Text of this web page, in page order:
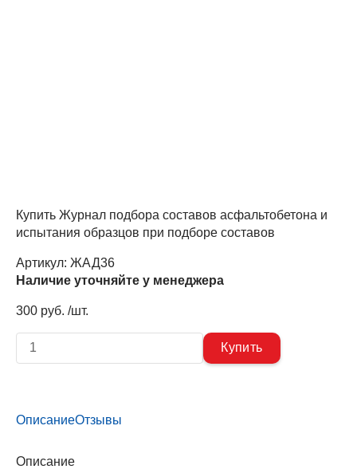
Купить Журнал подбора составов асфальтобетона и
испытания образцов при подборе составов
Артикул: ЖАД36
Наличие уточняйте у менеджера
300 руб. /шт.
ОписаниеОтзывы
Описание